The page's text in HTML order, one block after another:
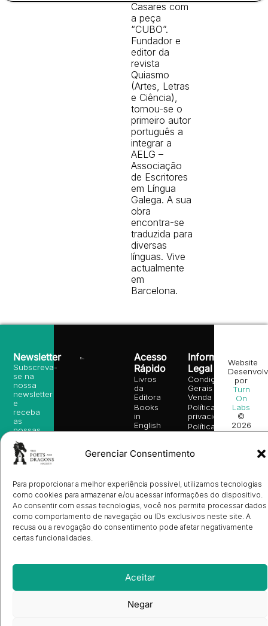
Gerenciar Consentimento
Para proporcionar a melhor experiência possível, utilizamos tecnologias
como cookies para armazenar e/ou acessar informações do dispositivo.
Ao consentir com essas tecnologias, você nos permite processar dados
como comportamento de navegação ou IDs exclusivos neste site. A
recusa ou a revogação do consentimento pode afetar negativamente
certas funcionalidades.
Aceitar
Negar
Casares com
a peça
“CUBO”.
Fundador e
editor da
revista
Quiasmo
(Artes, Letras
e Ciência),
tornou-se o
primeiro autor
português a
integrar a
AELG –
Associação
de Escritores
em Língua
Galega. A sua
obra
encontra-se
traduzida para
diversas
línguas. Vive
actualmente
em
Barcelona.
Infantil
Adulto
Bookshop
Acesso
Rápido
Livros
da
Editora
Books
in
English
Autores
Prémio
Nós
Contactos
Envio
de
Manuscritos
Candidatura
de
Informação
Legal
Condições
Gerais de
Venda
Política de
privacidade
Política
de
(EU)
Eletrónico
Newsletter
Subscreva-
se na
nossa
newsletter
e
receba
as
nossas
sugestões
de
leitura,
novidades
lançamentos,
vantagens
exclusivas
e
avisos
diretamente
no seu
Subscrever
Website
por
Turn
On
Labs
©
2026
Todos